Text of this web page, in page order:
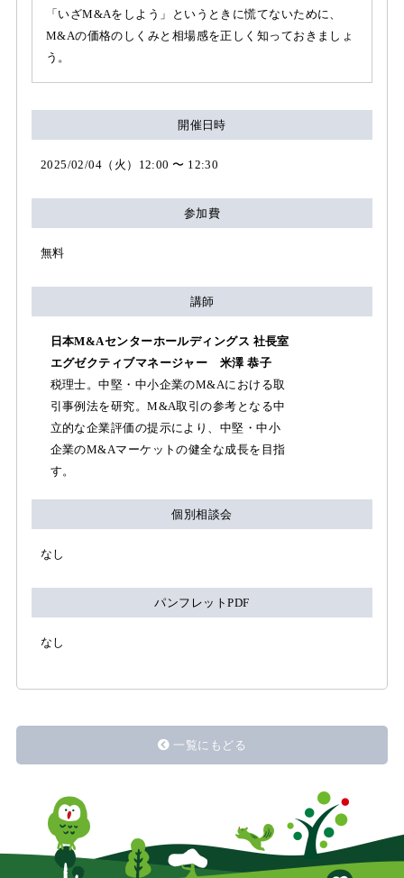
「いざM&Aをしよう」というときに慌てないために、
M&Aの価格のしくみと相場感を正しく知っておきましょ
う。
開催日時
2025/02/04（火）12:00 〜 12:30
参加費
無料
講師
日本M&Aセンターホールディングス 社長室
エグゼクティブマネージャー 米澤 恭子
税理士。中堅・中小企業のM&Aにおける取
引事例法を研究。M&A取引の参考となる中
立的な企業評価の提示により、中堅・中小
企業のM&Aマーケットの健全な成長を目指
す。
個別相談会
なし
パンフレットPDF
なし
一覧にもどる